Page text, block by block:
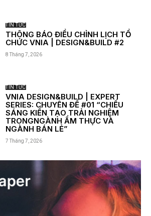
TIN TỨC
THÔNG BÁO ĐIỀU CHỈNH LỊCH TỔ
CHỨC VNIA | DESIGN&BUILD #2
8 Tháng 7, 2026
TIN TỨC
VNIA DESIGN&BUILD | EXPERT
SERIES: CHUYÊN ĐỀ #01 “CHIẾU
SÁNG KIẾN TẠO TRẢI NGHIỆM
TRONGNGÀNH ẨM THỰC VÀ
NGÀNH BÁN LẺ”
7 Tháng 7, 2026